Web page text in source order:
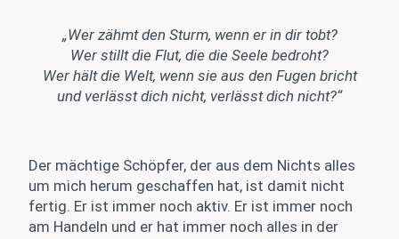
„Wer zähmt den Sturm, wenn er in dir tobt?
Wer stillt die Flut, die die Seele bedroht?
Wer hält die Welt, wenn sie aus den Fugen bricht
und verlässt dich nicht, verlässt dich nicht?“
Der mächtige Schöpfer, der aus dem Nichts alles
um mich herum geschaffen hat, ist damit nicht
fertig. Er ist immer noch aktiv. Er ist immer noch
am Handeln und er hat immer noch alles in der